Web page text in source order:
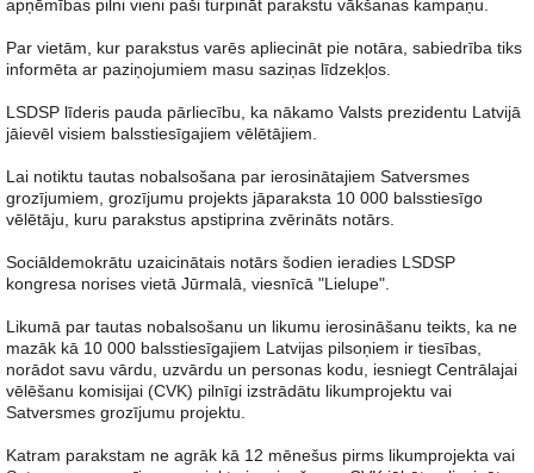
apņēmības pilni vieni paši turpināt parakstu vākšanas kampaņu.
Par vietām, kur parakstus varēs apliecināt pie notāra, sabiedrība tiks
informēta ar paziņojumiem masu saziņas līdzekļos.
LSDSP līderis pauda pārliecību, ka nākamo Valsts prezidentu Latvijā
jāievēl visiem balsstiesīgajiem vēlētājiem.
Lai notiktu tautas nobalsošana par ierosinātajiem Satversmes
grozījumiem, grozījumu projekts jāparaksta 10 000 balsstiesīgo
vēlētāju, kuru parakstus apstiprina zvērināts notārs.
Sociāldemokrātu uzaicinātais notārs šodien ieradies LSDSP
kongresa norises vietā Jūrmalā, viesnīcā "Lielupe".
Likumā par tautas nobalsošanu un likumu ierosināšanu teikts, ka ne
mazāk kā 10 000 balsstiesīgajiem Latvijas pilsoņiem ir tiesības,
norādot savu vārdu, uzvārdu un personas kodu, iesniegt Centrālajai
vēlēšanu komisijai (CVK) pilnīgi izstrādātu likumprojektu vai
Satversmes grozījumu projektu.
Katram parakstam ne agrāk kā 12 mēnešus pirms likumprojekta vai